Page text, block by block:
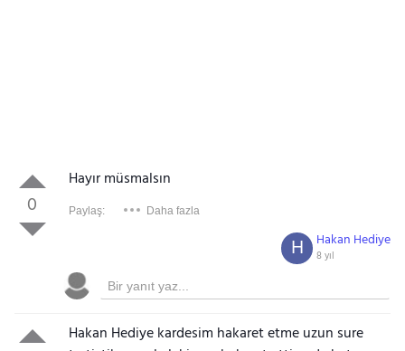
0
Hayır müsmalsın
Paylaş: Daha fazla
Hakan Hediye
8 yıl
H
Hakan Hediye kardesim hakaret etme uzun sure